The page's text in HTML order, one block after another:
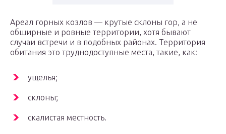
Ареал горных козлов — крутые склоны гор, а не
обширные и ровные территории, хотя бывают
случаи встречи и в подобных районах. Территория
обитания это труднодоступные места, такие, как:
ущелья;
склоны;
скалистая местность.